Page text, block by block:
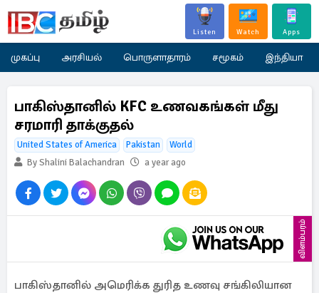
Listen Watch Apps
முகப்பு அரசியல் பொருளாதாரம் சமூகம் இந்தியா
பாகிஸ்தானில் KFC உணவகங்கள் மீது
சரமாரி தாக்குதல்
United States of America Pakistan
World
By Shalini Balachandran
a year ago
விளம்பரம்
பாகிஸ்தானில் அமெரிக்க துரித உணவு சங்கிலியான